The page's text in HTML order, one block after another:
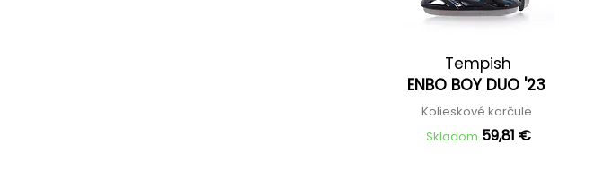
Tempish
ENBO BOY DUO '23
Kolieskové korčule
Skladom 59,81 €